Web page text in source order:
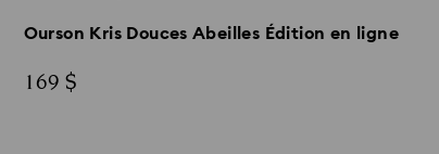
Ourson Kris Douces Abeilles Édition en ligne
169 $